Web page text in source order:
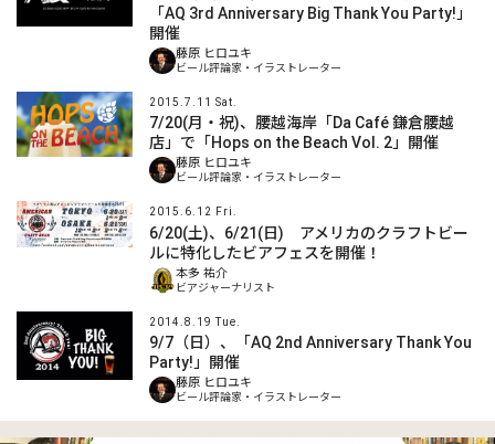
「AQ 3rd Anniversary Big Thank You Party!」
開催
藤原 ヒロユキ
ビール評論家・イラストレーター
2015.7.11 Sat.
7/20(月・祝)、腰越海岸「Da Café 鎌倉腰越
店」で「Hops on the Beach Vol. 2」開催
藤原 ヒロユキ
ビール評論家・イラストレーター
2015.6.12 Fri.
6/20(土)、6/21(日) アメリカのクラフトビー
ルに特化したビアフェスを開催！
本多 祐介
ビアジャーナリスト
2014.8.19 Tue.
9/7（日）、「AQ 2nd Anniversary Thank You
Party!」開催
藤原 ヒロユキ
ビール評論家・イラストレーター